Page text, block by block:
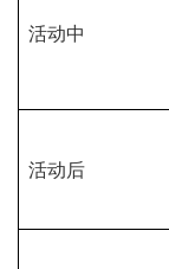
活动中
活动后